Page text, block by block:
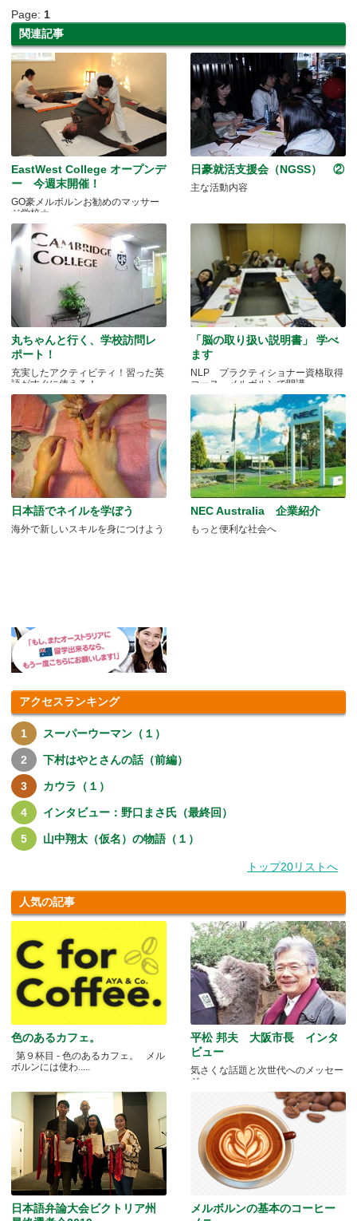
Page: 1
関連記事
EastWest College オープンデ
ー 今週末開催！
GO豪メルボルンお勧めのマッサー
ジ学校☆
日豪就活支援会（NGSS） ②
主な活動内容
丸ちゃんと行く、学校訪問レ
ポート！
充実したアクティビティ！習った英
語がすぐに使える！
「脳の取り扱い説明書」 学べ
ます
NLP プラクティショナー資格取得
コース メルボルンで開講
日本語でネイルを学ぼう
海外で新しいスキルを身につけよう
NEC Australia 企業紹介
もっと便利な社会へ
アクセスランキング
スーパーウーマン（１）
下村はやとさんの話（前編）
カウラ（１）
インタビュー：野口まさ氏（最終回）
山中翔太（仮名）の物語（１）
トップ20リストへ
人気の記事
色のあるカフェ。
第９杯目 - 色のあるカフェ。 メル
ボルンには使わ.....
平松 邦夫 大阪市長 インタ
ビュー
気さくな話題と次世代へのメッセー
ジ
日本語弁論大会ビクトリア州
メルボルンの基本のコーヒー